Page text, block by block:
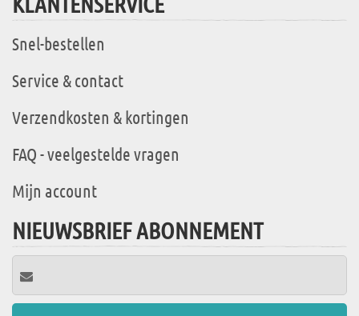
Snel-bestellen
Service & contact
Verzendkosten & kortingen
FAQ - veelgestelde vragen
Mijn account
NIEUWSBRIEF ABONNEMENT